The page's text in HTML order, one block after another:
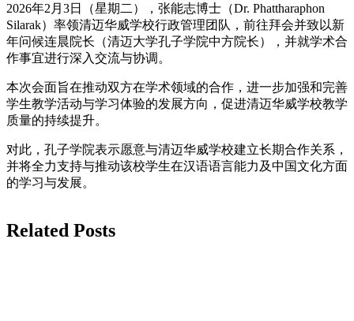
2026年2月3日（星期二），张能志博士（Dr. Phattharaphon
Silarak）率领清迈华威学校行政管理团队，前往拜会并致以新
年问候连晨院长（清迈大学孔子学院中方院长），并就学术合
作事宜进行深入交流与协调。
本次会面旨在推动双方在学术领域的合作，进一步加强和完善
学生教学活动与学习体验的发展方向，促进清迈华威学校教学
质量的持续提升。
对此，孔子学院表示愿意与清迈华威学校建立长期合作关系，
并将全力支持与推动该校学生在汉语语言能力及中国文化方面
的学习与发展。
Related Posts